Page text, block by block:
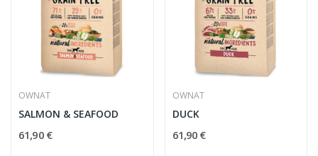
OWNAT
SALMON & SEAFOOD
61,90 €
OWNAT
DUCK
61,90 €